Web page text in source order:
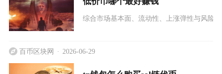
综合市场基本面、流动性、上涨弹性与风险
百币区块网 2026-06-29